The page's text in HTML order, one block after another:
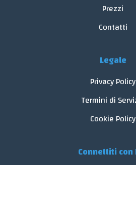
Prezzi
Contatti
Legale
Privacy Policy
Termini di
Cookie Policy
Connettiti con